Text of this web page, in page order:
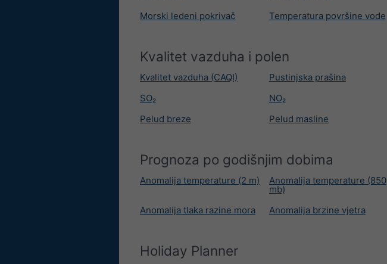
Morski ledeni pokrivač
Temperatura površine vode
Kvalitet vazduha i polen
Kvalitet vazduha (CAQI) Pustinjska prašina
SO₂
NO₂
Pelud breze
Pelud masline
Prognoza po godišnjim dobima
Anomalija temperature (2 m) Anomalija temperature (850
mb)
Anomalija tlaka razine mora Anomalija brzine vjetra
Holiday Planner